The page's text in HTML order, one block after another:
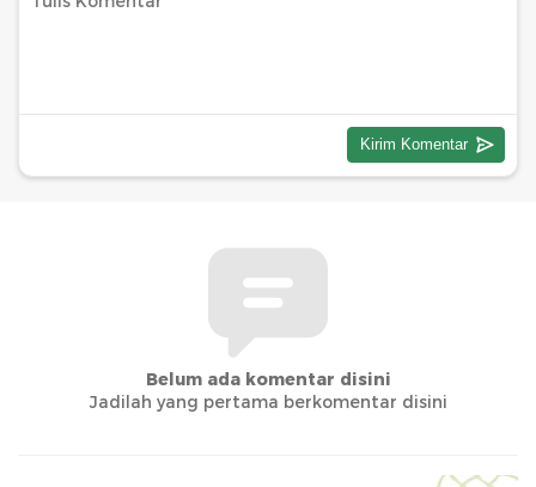
Belum ada komentar disini
Jadilah yang pertama berkomentar disini